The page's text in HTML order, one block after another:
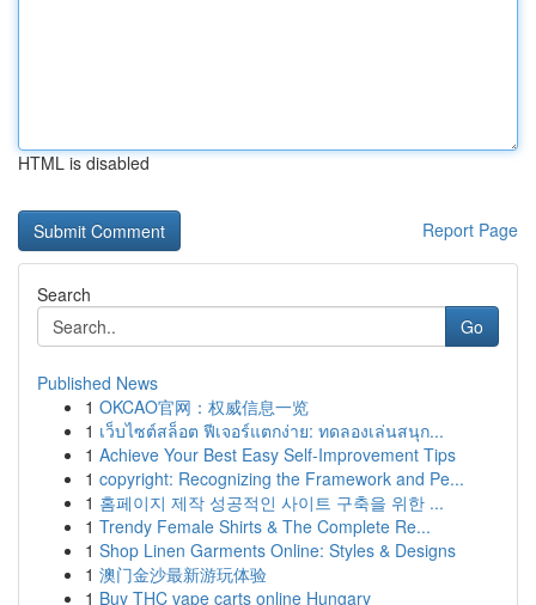
HTML is disabled
Report Page
Search
Go
Published News
1 OKCAO官网：权威信息一览
1 เว็บไซต์สล็อต ฟีเจอร์แตกง่าย: ทดลองเล่นสนุก...
1 Achieve Your Best Easy Self-Improvement Tips
1 copyright: Recognizing the Framework and Pe...
1 홈페이지 제작 성공적인 사이트 구축을 위한 ...
1 Trendy Female Shirts & The Complete Re...
1 Shop Linen Garments Online: Styles & Designs
1 澳门金沙最新游玩体验
1 Buy THC vape carts online Hungary